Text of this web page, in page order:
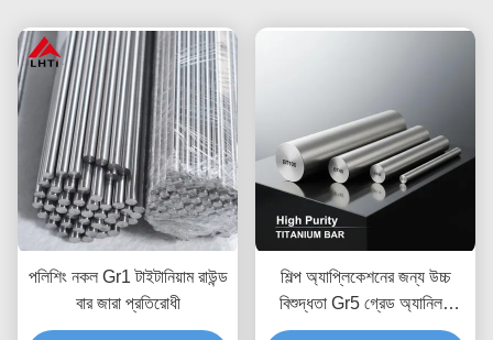
পলিশিং নকল Gr1 টাইটানিয়াম রাউন্ড
বার জারা প্রতিরোধী
শিল্প অ্যাপ্লিকেশনের জন্য উচ্চ
বিশুদ্ধতা Gr5 গ্রেড অ্যানিলড
টাইটানিয়াম বার এবং টাইটানিয়াম